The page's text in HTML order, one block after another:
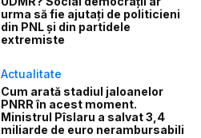
urma să fie ajutați de politicieni
din PNL și din partidele
extremiste
Actualitate
Cum arată stadiul jaloanelor
PNRR în acest moment.
Ministrul Pîslaru a salvat 3,4
miliarde de euro nerambursabili